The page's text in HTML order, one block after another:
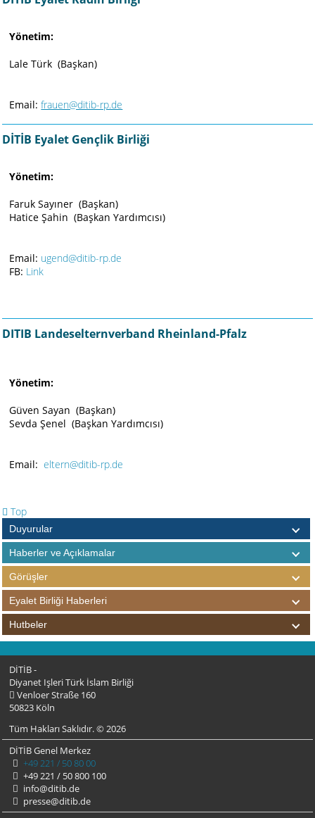
Yönetim:
Lale Türk (Başkan)
Email:frauen@ditib-rp.de
DİTİB Eyalet Gençlik Birliği
Yönetim:
Faruk Sayıner (Başkan)
Hatice Şahin (Başkan Yardımcısı)
Email: ugend@ditib-rp.de
FB: Link
DITIB Landeselternverband Rheinland-Pfalz
Yönetim:
Güven Sayan (Başkan)
Sevda Şenel (Başkan Yardımcısı)
Email:eltern@ditib-rp.de
Top
Duyurular
Haberler ve Açıklamalar
Görüşler
Eyalet Birliği Haberleri
Hutbeler
DİTİB -
Diyanet Işleri Türk İslam Birliği
Venloer Straße 160
50823 Köln
Tüm Hakları Saklıdır. © 2026
DİTİB Genel Merkez
+49 221 / 50 80 00
+49 221 / 50 800 100
info@ditib.de
presse@ditib.de